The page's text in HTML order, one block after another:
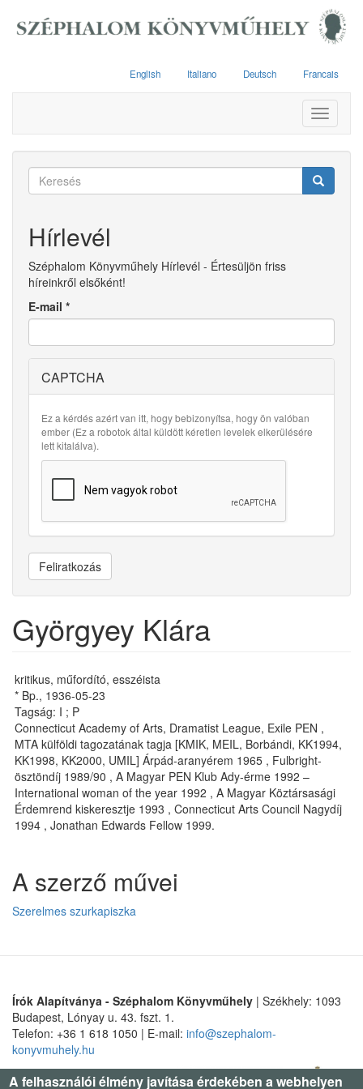
English Italiano Deutsch Francais
Toggle
Keresés
Hírlevél
Széphalom Könyvműhely Hírlevél - Értesüljön friss
híreinkről elsőként!
E-mail *
CAPTCHA
Ez a kérdés azért van itt, hogy bebizonyítsa, hogy ön valóban
ember (Ez a robotok által küldött kéretlen levelek elkerülésére
lett kitalálva).
Feliratkozás
Györgyey Klára
kritikus, műfordító, esszéista
* Bp., 1936-05-23
Tagság: I ; P
Connecticut Academy of Arts, Dramatist League, Exile PEN ,
MTA külföldi tagozatának tagja [KMIK, MEIL, Borbándi, KK1994,
KK1998, KK2000, UMIL] Árpád-aranyérem 1965 , Fulbright-
ösztöndíj 1989/90 , A Magyar PEN Klub Ady-érme 1992 –
International woman of the year 1992 , A Magyar Köztársasági
Érdemrend kiskeresztje 1993 , Connecticut Arts Council Nagydíj
1994 , Jonathan Edwards Fellow 1999.
A szerző művei
Szerelmes szurkapiszka
Írók Alapítványa - Széphalom Könyvműhely | Székhely: 1093
Budapest, Lónyay u. 43. fszt. 1.
Telefon: +36 1 618 1050 | E-mail: info@szephalom-
konyvmuhely.hu
A felhasználói élmény javítása érdekében a webhelyen